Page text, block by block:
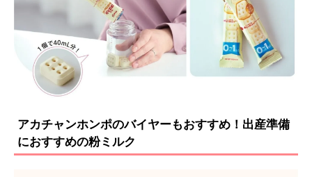
アカチャンホンポのバイヤーもおすすめ！出産準備
におすすめの粉ミルク